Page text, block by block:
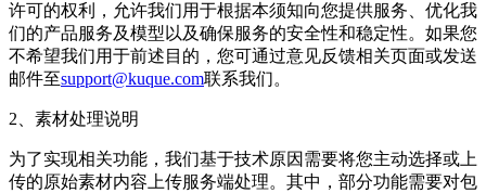
许可的权利，允许我们用于根据本须知向您提供服务、优化我
们的产品服务及模型以及确保服务的安全性和稳定性。如果您
不希望我们用于前述目的，您可通过意见反馈相关页面或发送
邮件至support@kuque.com联系我们。
2、素材处理说明
为了实现相关功能，我们基于技术原因需要将您主动选择或上
传的原始素材内容上传服务端处理。其中，部分功能需要对包